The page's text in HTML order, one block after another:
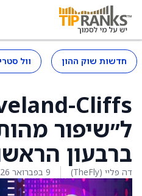
חדשות שוק ההון וול
ל״שיפור
ברבעון
דה פליי (TheFly) 9 בפברואר 2026